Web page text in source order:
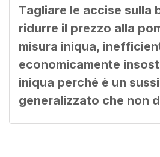
Tagliare le accise sulla
ridurre il prezzo alla
misura iniqua,
economicamente
iniqua perché è un
generalizzato che non